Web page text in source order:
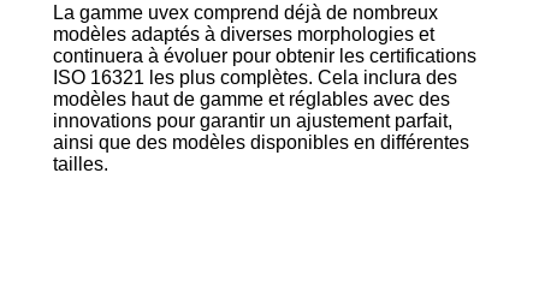
La gamme uvex comprend déjà de nombreux
modèles adaptés à diverses morphologies et
continuera à évoluer pour obtenir les certifications
ISO 16321 les plus complètes. Cela inclura des
modèles haut de gamme et réglables avec des
innovations pour garantir un ajustement parfait,
ainsi que des modèles disponibles en différentes
tailles.